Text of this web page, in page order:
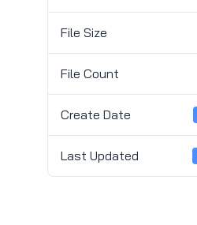
File Size
File Count
Create Date
Last Updated